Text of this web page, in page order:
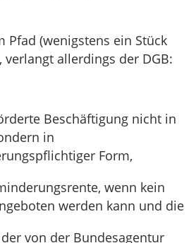
Pfad (wenigstens ein Stück
verlangt allerdings der DGB:
Beschäftigung nicht in
in
Form,
wenn kein
werden kann und die
von der Bundesagentur